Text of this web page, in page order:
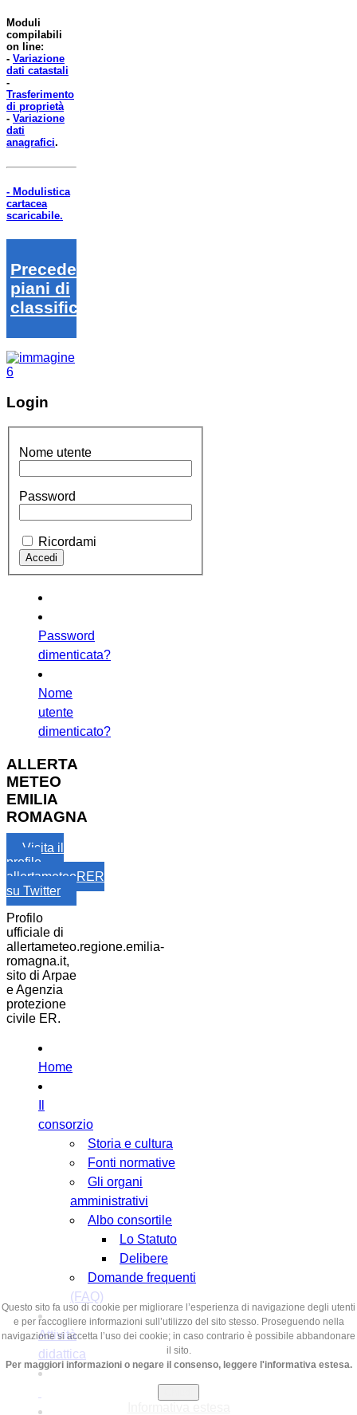
Moduli
compilabili
on line:
- Variazione
dati catastali
-
Trasferimento
di proprietà
- Variazione
dati
anagrafici.
- Modulistica
cartacea
scaricabile.
Precedenti
piani di
classifica
Login
Nome utente
Password
Ricordami
Password
dimenticata?
Nome
utente
dimenticato?
ALLERTA
METEO
EMILIA
ROMAGNA
Visita il
profilo
allertameteoRER
su Twitter
Profilo
ufficiale di
allertameteo.regione.emilia-
romagna.it,
sito di Arpae
e Agenzia
protezione
civile ER.
Home
consorzio
Storia e cultura
Fonti normative
Gli organi
amministrativi
Albo consortile
Lo Statuto
Delibere
Domande frequenti
(FAQ)
Attività
didattica
Questo sito fa uso di cookie per migliorare l’esperienza di navigazione degli utenti
e per raccogliere informazioni sull’utilizzo del sito stesso. Proseguendo nella
navigazione si accetta l’uso dei cookie; in caso contrario è possibile abbandonare
il sito.
Per maggiori informazioni o negare il consenso, leggere l'informativa estesa.